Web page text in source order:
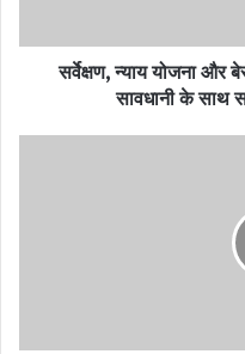
जम्मू एवं कश्मीर राज्य में की गई हो
पत्र (जैसा लागू हों) आदि को पूर्व से
Admission
technical
सर्वेक्षण, न्याय योजना और
सावधानी के साथ